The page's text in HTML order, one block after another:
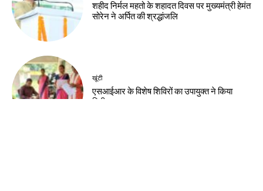
शहीद निर्मल महतो के शहादत दिवस पर मुख्यमंत्री हेमंत
सोरेन ने अर्पित की श्रद्धांजलि
खूंटी
एसआईआर के विशेष शिविरों का उपायुक्त ने किया
निरीक्षण